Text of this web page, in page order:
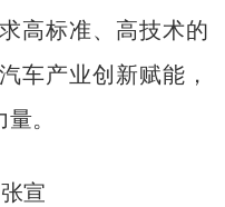
高标准、高技术的
车产业创新赋能，
。
宣